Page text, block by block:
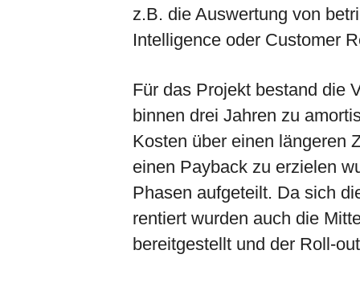
z.B. die Auswertung von
Intelligence oder Customer
Für das Projekt bestand die
binnen drei Jahren zu
Kosten über einen längeren
einen Payback zu erzielen
Phasen aufgeteilt. Da sich
rentiert wurden auch die
bereitgestellt und der Roll-